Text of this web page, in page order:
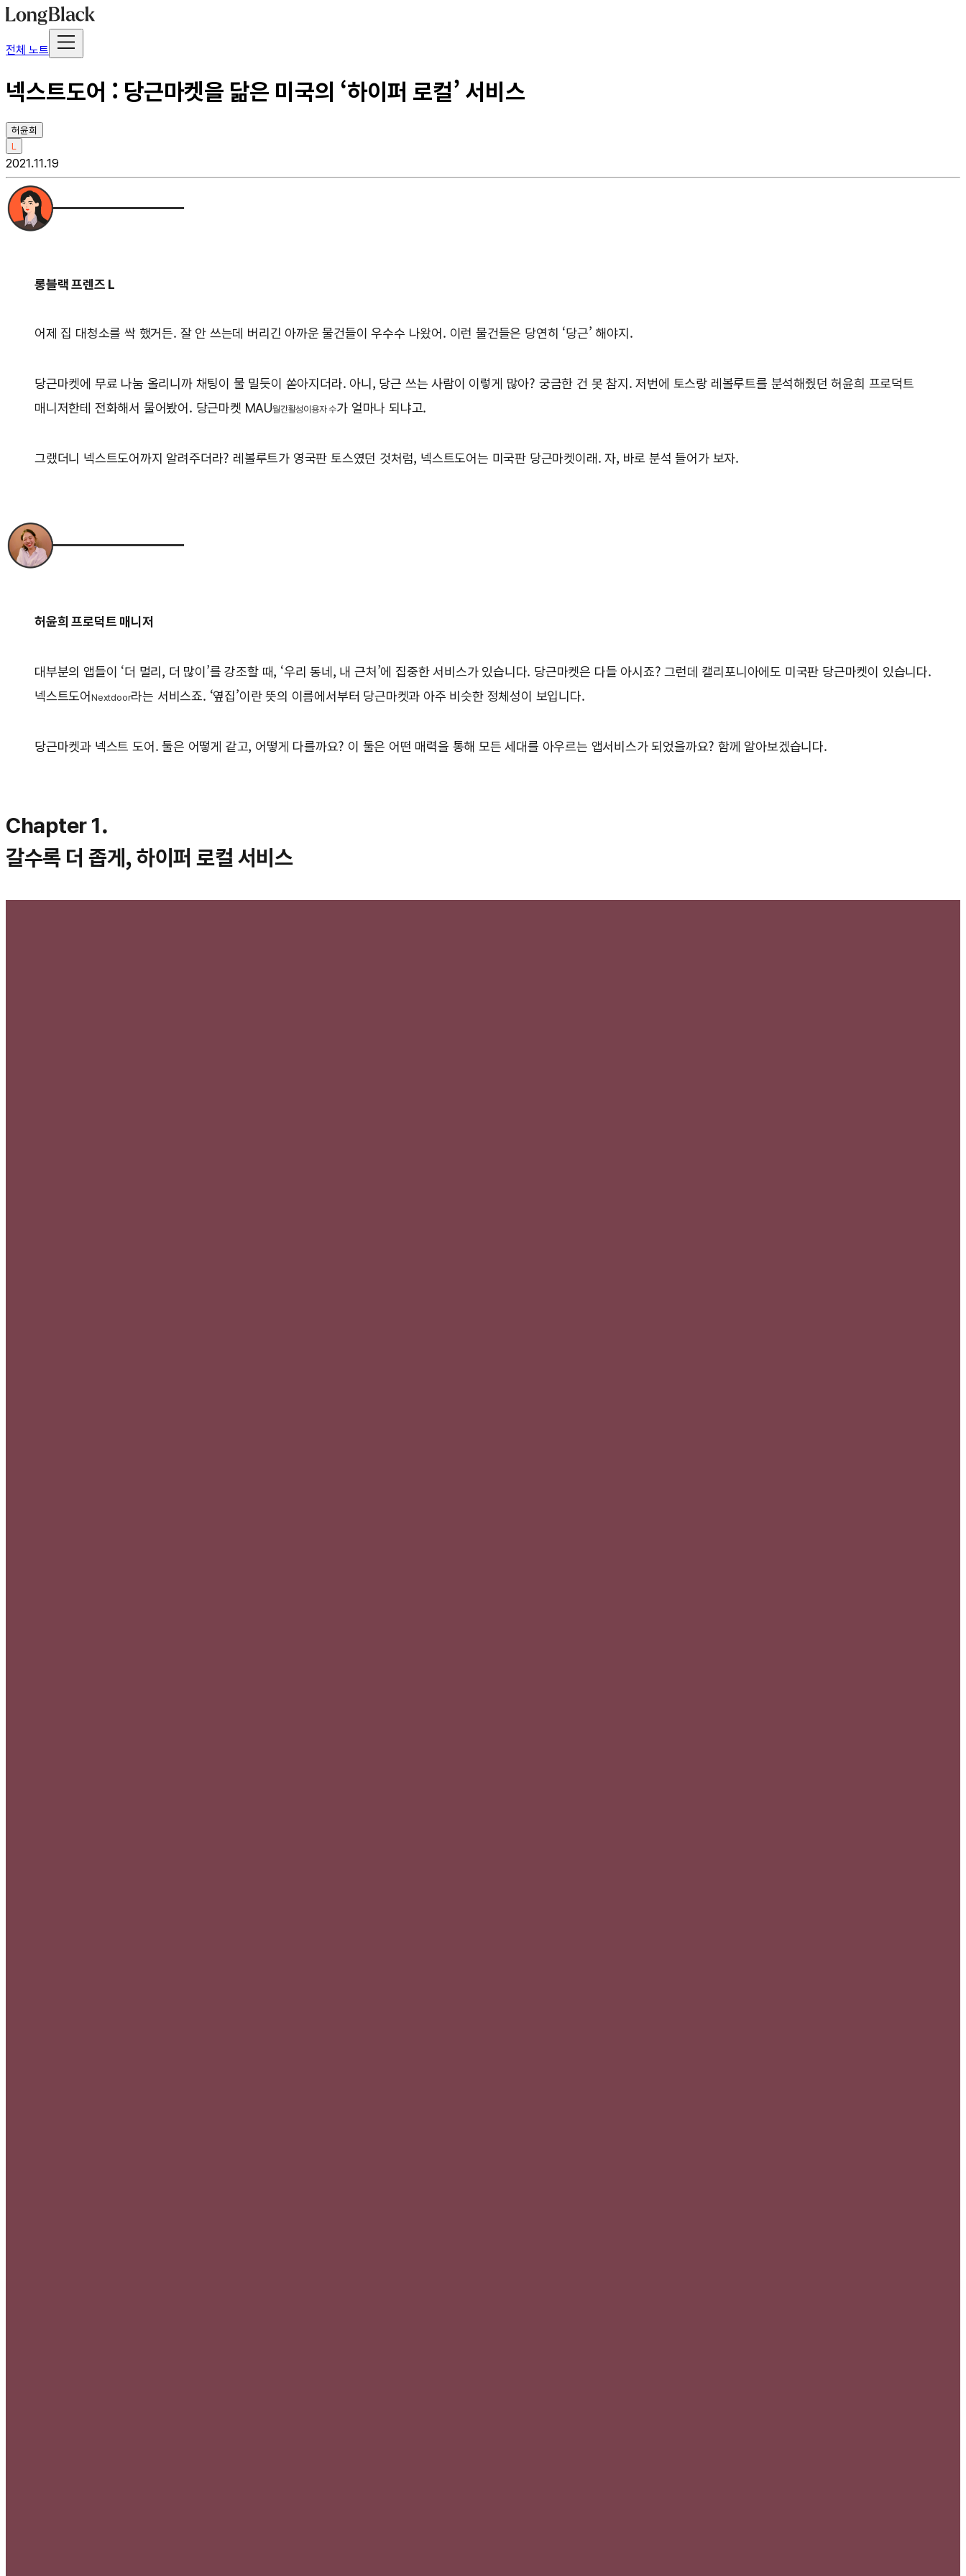
전체 노트
넥스트도어 : 당근마켓을 닮은 미국의 ‘하이퍼 로컬’ 서비스
허윤희
L
2021.11.19
롱블랙 프렌즈 L
어제 집 대청소를 싹 했거든. 잘 안 쓰는데 버리긴 아까운 물건들이 우수수 나왔어. 이런 물건들은 당연히 ‘당근’ 해야지.
당근마켓에 무료 나눔 올리니까 채팅이 물 밀듯이 쏟아지더라. 아니, 당근 쓰는 사람이 이렇게 많아? 궁금한 건 못 참지. 저번에 토스랑 레볼루트를 분석해줬던 허윤희 프로덕트
매니저한테 전화해서 물어봤어. 당근마켓 MAU월간활성이용자 수가 얼마나 되냐고.
그랬더니 넥스트도어까지 알려주더라? 레볼루트가 영국판 토스였던 것처럼, 넥스트도어는 미국판 당근마켓이래. 자, 바로 분석 들어가 보자.
허윤희 프로덕트 매니저
대부분의 앱들이 ‘더 멀리, 더 많이’를 강조할 때, ‘우리 동네, 내 근처’에 집중한 서비스가 있습니다. 당근마켓은 다들 아시죠? 그런데 캘리포니아에도 미국판 당근마켓이 있습니다.
넥스트도어Nextdoor라는 서비스죠. ‘옆집’이란 뜻의 이름에서부터 당근마켓과 아주 비슷한 정체성이 보입니다.
당근마켓과 넥스트 도어. 둘은 어떻게 같고, 어떻게 다를까요? 이 둘은 어떤 매력을 통해 모든 세대를 아우르는 앱서비스가 되었을까요? 함께 알아보겠습니다.
Chapter 1.
갈수록 더 좁게, 하이퍼 로컬 서비스